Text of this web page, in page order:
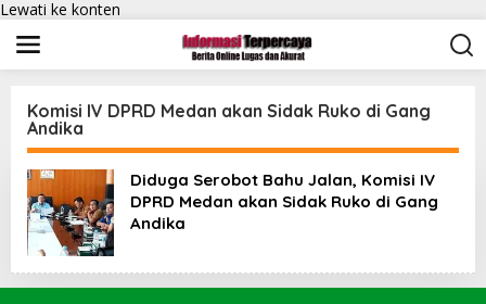
Lewati ke konten
Komisi IV DPRD Medan akan Sidak Ruko di Gang
Andika
Diduga Serobot Bahu Jalan, Komisi IV
DPRD Medan akan Sidak Ruko di Gang
Andika